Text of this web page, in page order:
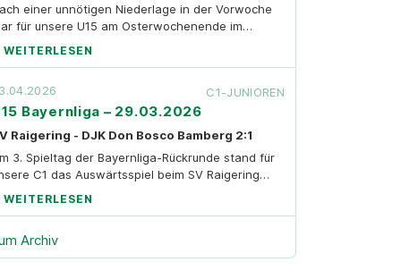
einer unnötigen Niederlage in der Vorwoche
für unsere U15 am Osterwochenende im…
WEITERLESEN
C1-JUNIOREN
Bayernliga – 29.03.2026
Raigering - DJK Don Bosco Bamberg 2:1
3. Spieltag der Bayernliga-Rückrunde stand für
C1 das Auswärtsspiel beim SV Raigering…
WEITERLESEN
Archiv